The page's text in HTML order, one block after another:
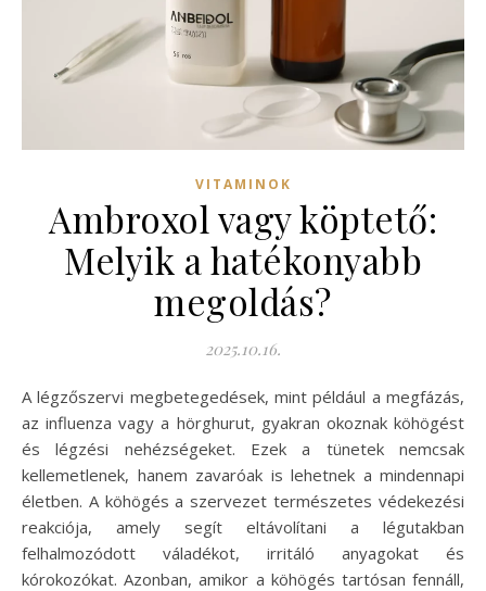
VITAMINOK
Ambroxol vagy köptető:
Melyik a hatékonyabb
megoldás?
2025.10.16.
A légzőszervi megbetegedések, mint például a megfázás,
az influenza vagy a hörghurut, gyakran okoznak köhögést
és légzési nehézségeket. Ezek a tünetek nemcsak
kellemetlenek, hanem zavaróak is lehetnek a mindennapi
életben. A köhögés a szervezet természetes védekezési
reakciója, amely segít eltávolítani a légutakban
felhalmozódott váladékot, irritáló anyagokat és
kórokozókat. Azonban, amikor a köhögés tartósan fennáll,